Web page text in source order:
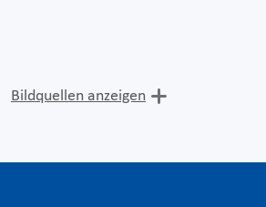
Bildquellen anzeigen